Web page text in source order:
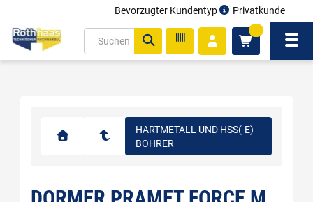
Bevorzugter Kundentyp Privatkunde
HARTMETALL UND HSS(-E)
BOHRER